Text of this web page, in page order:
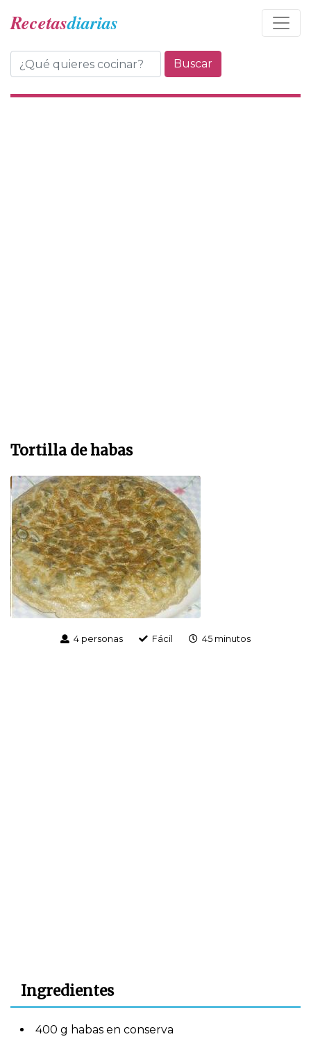
Recetasdiarias
Buscar
Tortilla de habas
4 personas Fácil 45 minutos
Ingredientes
400 g habas en conserva